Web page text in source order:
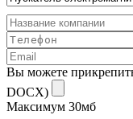
Вы можете
DOCX)
Максимум 30мб